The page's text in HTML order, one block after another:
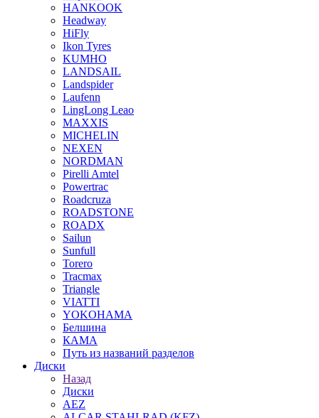
HANKOOK
Headway
HiFly
Ikon Tyres
KUMHO
LANDSAIL
Landspider
Laufenn
LingLong Leao
MAXXIS
MICHELIN
NEXEN
NORDMAN
Pirelli Amtel
Powertrac
Roadcruza
ROADSTONE
ROADX
Sailun
Sunfull
Torero
Tracmax
Triangle
VIATTI
YOKOHAMA
Белшина
КАМА
Путь из названий разделов
Диски
Назад
Диски
AEZ